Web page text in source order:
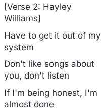
[Verse 2: Hayley
Williams]
Have to get it out of my
system
Don't like songs about
you, don't listen
If I'm being honest, I'm
almost done